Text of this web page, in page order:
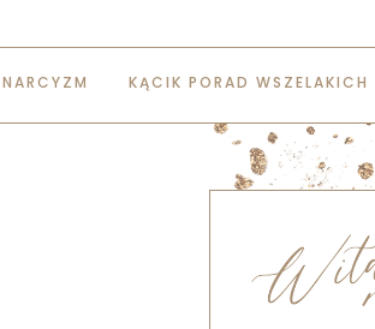
KĄCIK PORAD WSZELAKICH